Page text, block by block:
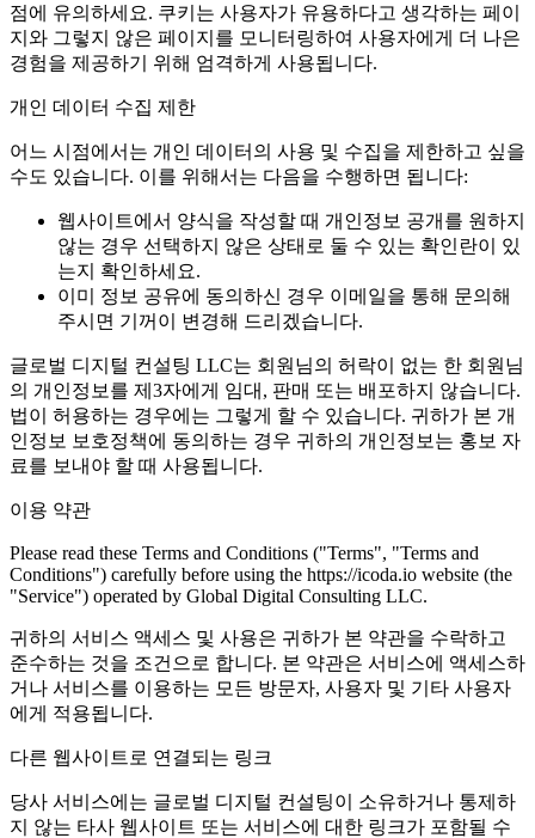
점에 유의하세요. 쿠키는 사용자가 유용하다고 생각하는 페이
지와 그렇지 않은 페이지를 모니터링하여 사용자에게 더 나은
경험을 제공하기 위해 엄격하게 사용됩니다.
개인 데이터 수집 제한
어느 시점에서는 개인 데이터의 사용 및 수집을 제한하고 싶을
수도 있습니다. 이를 위해서는 다음을 수행하면 됩니다:
웹사이트에서 양식을 작성할 때 개인정보 공개를 원하지
않는 경우 선택하지 않은 상태로 둘 수 있는 확인란이 있
는지 확인하세요.
이미 정보 공유에 동의하신 경우 이메일을 통해 문의해
주시면 기꺼이 변경해 드리겠습니다.
글로벌 디지털 컨설팅 LLC는 회원님의 허락이 없는 한 회원님
의 개인정보를 제3자에게 임대, 판매 또는 배포하지 않습니다.
법이 허용하는 경우에는 그렇게 할 수 있습니다. 귀하가 본 개
인정보 보호정책에 동의하는 경우 귀하의 개인정보는 홍보 자
료를 보내야 할 때 사용됩니다.
이용 약관
Please read these Terms and Conditions ("Terms", "Terms and
Conditions") carefully before using the https://icoda.io website (the
"Service") operated by Global Digital Consulting LLC.
귀하의 서비스 액세스 및 사용은 귀하가 본 약관을 수락하고
준수하는 것을 조건으로 합니다. 본 약관은 서비스에 액세스하
거나 서비스를 이용하는 모든 방문자, 사용자 및 기타 사용자
에게 적용됩니다.
다른 웹사이트로 연결되는 링크
당사 서비스에는 글로벌 디지털 컨설팅이 소유하거나 통제하
지 않는 타사 웹사이트 또는 서비스에 대한 링크가 포함될 수